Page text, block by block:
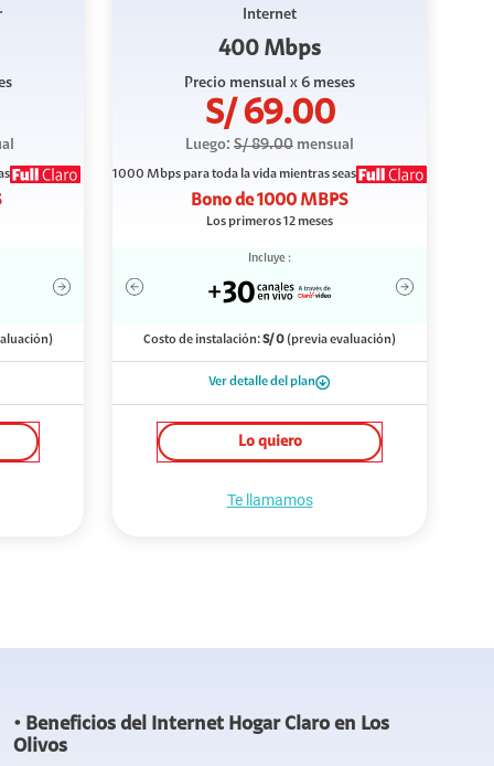
Internet
400 Mbps
Precio mensual x 6 meses
S/69.00
Luego: S/89.00 mensual
1000 Mbpspara toda la vida mientras seas
Bono de1000 MBPS
Los primeros 12 meses
Incluye :
Costo de instalación:S/0 (previa evaluación)
Ver detalle del plan
Lo quiero
Te llamamos
Beneficios del Internet Hogar Claro en Los
Olivos